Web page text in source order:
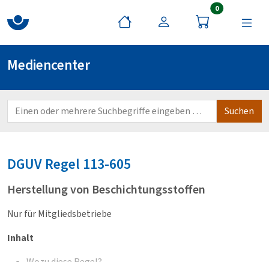
0Artikel im
Mediencenter
DGUV Regel 113-605
Herstellung von Beschichtungsstoffen
Nur für Mitgliedsbetriebe
Inhalt